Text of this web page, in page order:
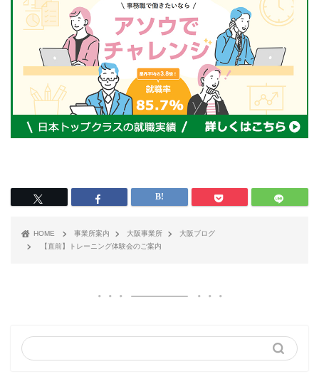
HOME 事業所案内 大阪事業所
大阪ブログ
【直前】トレーニング体験会のご案内